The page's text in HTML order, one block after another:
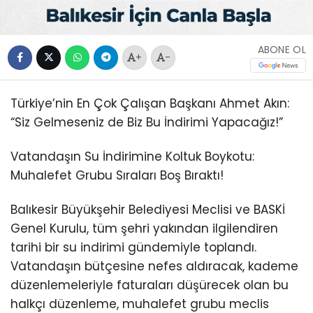
+ -
ABONE OL
Türkiye’nin En Çok Çalışan Başkanı Ahmet Akın:
“Siz Gelmeseniz de Biz Bu İndirimi Yapacağız!”
Vatandaşın Su İndirimine Koltuk Boykotu:
Muhalefet Grubu Sıraları Boş Bıraktı!
Balıkesir Büyükşehir Belediyesi Meclisi ve BASKİ
Genel Kurulu, tüm şehri yakından ilgilendiren
tarihi bir su indirimi gündemiyle toplandı.
Vatandaşın bütçesine nefes aldıracak, kademe
düzenlemeleriyle faturaları düşürecek olan bu
halkçı düzenleme, muhalefet grubu meclis